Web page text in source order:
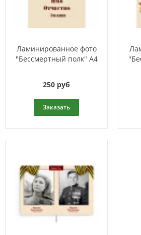
Ламинированное фото
"Бессмертный полк" А4
250 руб
Заказать